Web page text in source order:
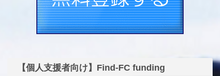
【個人支援者向け】Find-FC funding